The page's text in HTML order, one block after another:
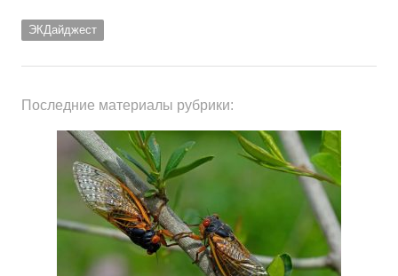
ЭКДайджест
Последние материалы рубрики: